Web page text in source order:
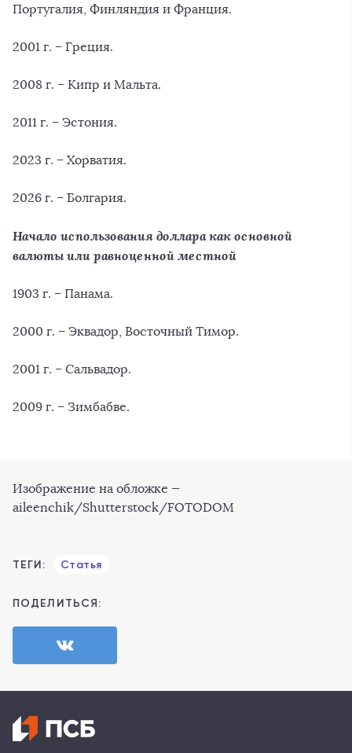
Португалия, Финляндия и Франция.
2001 г. – Греция.
2008 г. – Кипр и Мальта.
2011 г. – Эстония.
2023 г. – Хорватия.
2026 г. – Болгария.
Начало использования доллара как основной
валюты или равноценной местной
1903 г. – Панама.
2000 г. – Эквадор, Восточный Тимор.
2001 г. – Сальвадор.
2009 г. – Зимбабве.
Изображение на обложке —
aileenchik/Shutterstock/FOTODOM
ТЕГИ: Статья
ПОДЕЛИТЬСЯ: